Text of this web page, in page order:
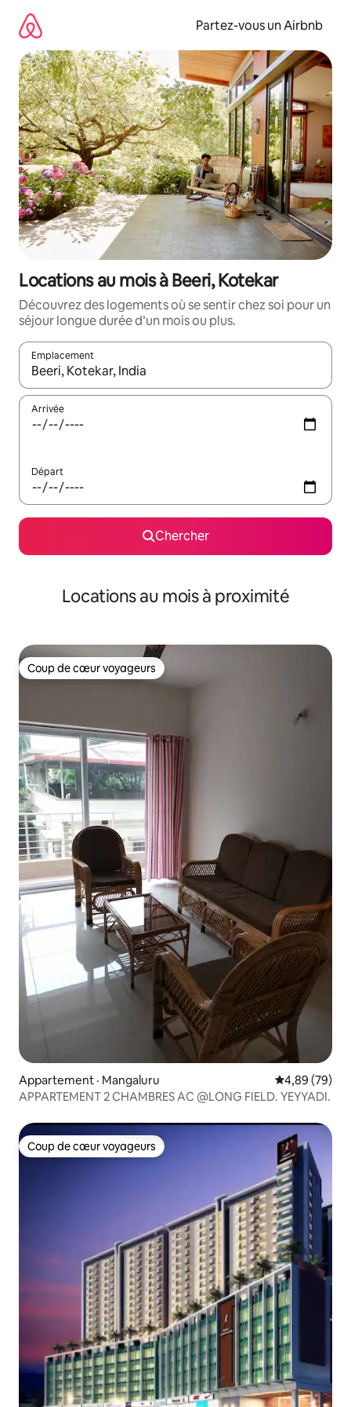
directement
contenu
Partez-vous un Airbnb
Locations au mois à Beeri, Kotekar
Découvrez des logements où se sentir chez soi pour un
séjour longue durée d’un mois ou plus.
Emplacement
Quand les résultats sont affichés, parcourez-les en utilisant
Arrivée
Départ
Chercher
Locations au mois à proximité
Coup de cœur voyageurs
Coup de cœur voyageurs
Appartement · Mangaluru Note
4,89 (79)
APPARTEMENT 2 CHAMBRES AC @LONG FIELD. YEYYADI.
Coup de cœur voyageurs
Coup de cœur voyageurs